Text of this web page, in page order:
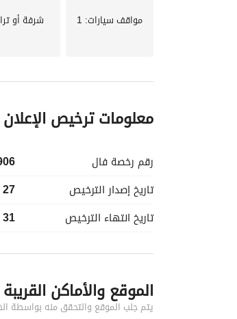
مواقف سيارات: 1 شرفة أو
معلومات ترخيص الإعلان
رقم رخصة فال
تاريخ إصدار الترخيص
27 نوفمبر 2025
تاريخ انتهاء الترخيص 31 أكتوبر 2026
معلومات مسؤول الإعلان
اسم المسؤول محمد عادل
الموقع والأماكن القريبة
يتم جلب الموقع والتحقق منه بواسطة